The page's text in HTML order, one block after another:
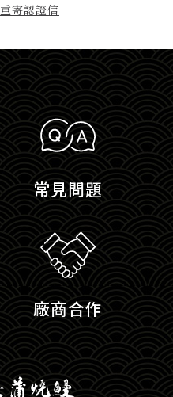
重寄認證信
常見問題
廠商合作